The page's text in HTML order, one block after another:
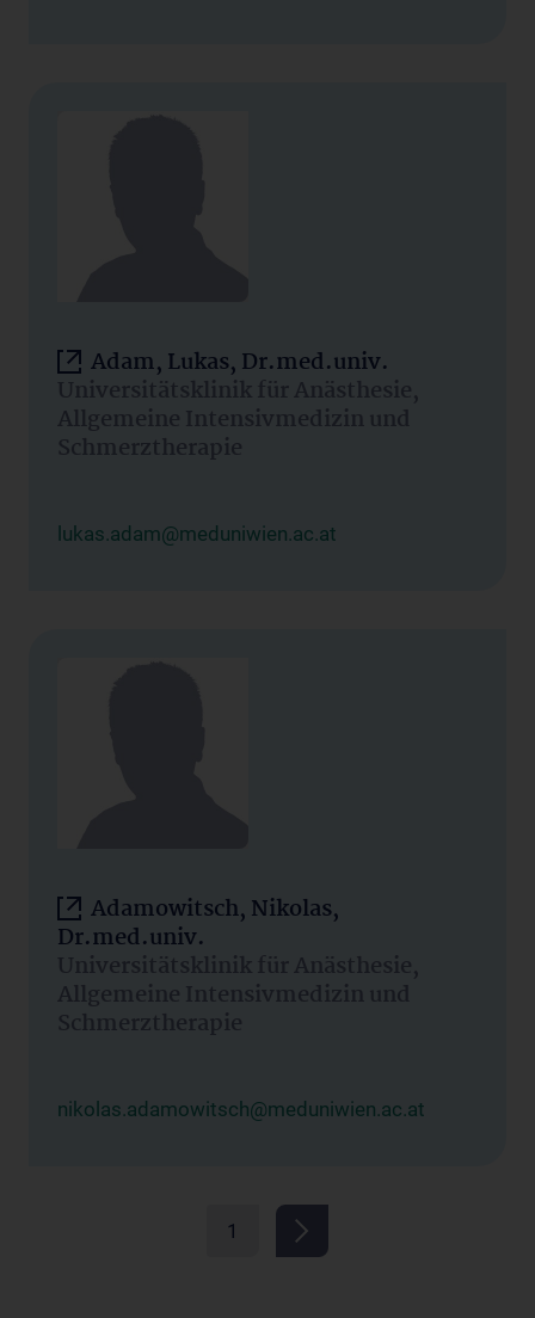
Adam, Lukas, Dr.med.univ.
Universitätsklinik für Anästhesie,
Allgemeine Intensivmedizin und
Schmerztherapie
lukas.adam@meduniwien.ac.at
Adamowitsch, Nikolas,
Dr.med.univ.
Universitätsklinik für Anästhesie,
Allgemeine Intensivmedizin und
Schmerztherapie
nikolas.adamowitsch@meduniwien.ac.at
1